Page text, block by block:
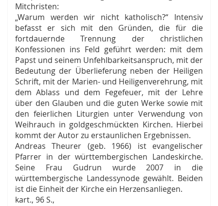
Mitchristen:
„Warum werden wir nicht katholisch?“ Intensiv
befasst er sich mit den Gründen, die für die
fortdauernde Trennung der christlichen
Konfessionen ins Feld geführt werden: mit dem
Papst und seinem Unfehlbarkeitsanspruch, mit der
Bedeutung der Überlieferung neben der Heiligen
Schrift, mit der Marien- und Heiligenverehrung, mit
dem Ablass und dem Fegefeuer, mit der Lehre
über den Glauben und die guten Werke sowie mit
den feierlichen Liturgien unter Verwendung von
Weihrauch in goldgeschmückten Kirchen. Hierbei
kommt der Autor zu erstaunlichen Ergebnissen.
Andreas Theurer (geb. 1966) ist evangelischer
Pfarrer in der württembergischen Landeskirche.
Seine Frau Gudrun wurde 2007 in die
württembergische Landessynode gewählt. Beiden
ist die Einheit der Kirche ein Herzensanliegen.
kart., 96 S.,